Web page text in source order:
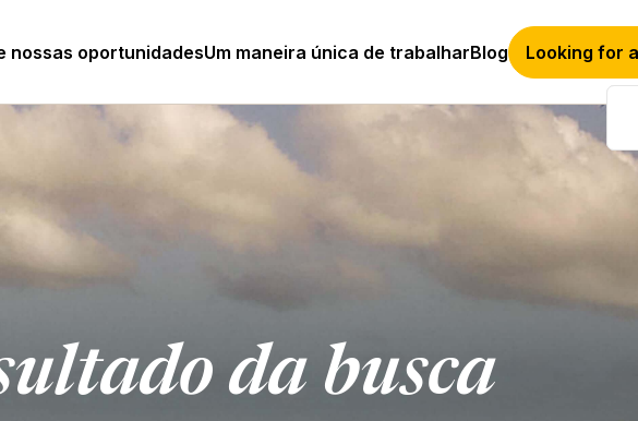
nossas oportunidadesUm maneira única de trabalharBlog Looking for
da busca